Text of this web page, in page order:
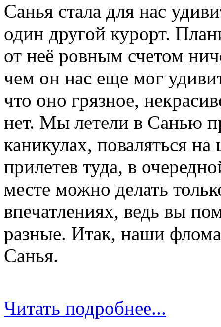
Санья стала для нас
один другой курорт.
от неё ровным счетом
чем он нас еще мог
что оно грязное,
нет. Мы летели в Санью
каникулах, поваляться
прилетев туда, в
месте можно делать
впечатлениях, ведь вы
разные. Итак, наши
Санья.
Читать подробнее...